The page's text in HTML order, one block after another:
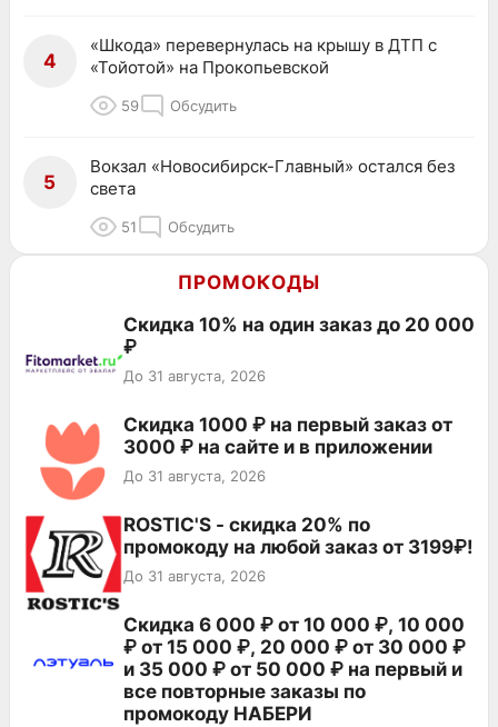
4
«Шкода» перевернулась на крышу в ДТП с
«Тойотой» на Прокопьевской
59 Обсудить
5
Вокзал «Новосибирск-Главный» остался без
света
51 Обсудить
ПРОМОКОДЫ
Скидка 10% на один заказ до 20 000
₽
До 31 августа, 2026
Скидка 1000 ₽ на первый заказ от
3000 ₽ на сайте и в приложении
До 31 августа, 2026
ROSTIC'S - скидка 20% по
промокоду на любой заказ от 3199₽!
До 31 августа, 2026
Скидка 6 000 ₽ от 10 000 ₽, 10 000
₽ от 15 000 ₽, 20 000 ₽ от 30 000 ₽
и 35 000 ₽ от 50 000 ₽ на первый и
все повторные заказы по
промокоду НАБЕРИ